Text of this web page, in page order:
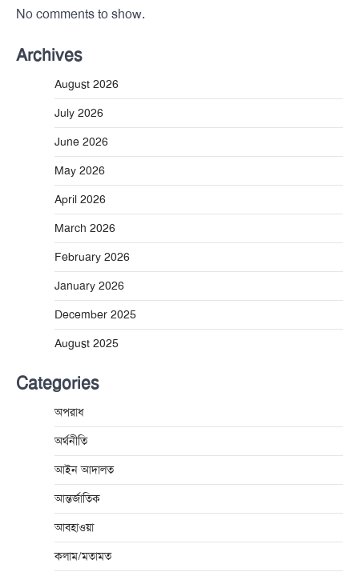
No comments to show.
Archives
August 2026
July 2026
June 2026
May 2026
April 2026
March 2026
February 2026
January 2026
December 2025
August 2025
Categories
অপরাধ
অর্থনীতি
আইন আদালত
আন্তর্জাতিক
আবহাওয়া
কলাম/মতামত